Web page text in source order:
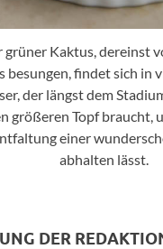
grüner Kaktus, dereinst
besungen, findet sich in
der längst dem
größeren Topf braucht,
einer
abhalten lässt.
DER